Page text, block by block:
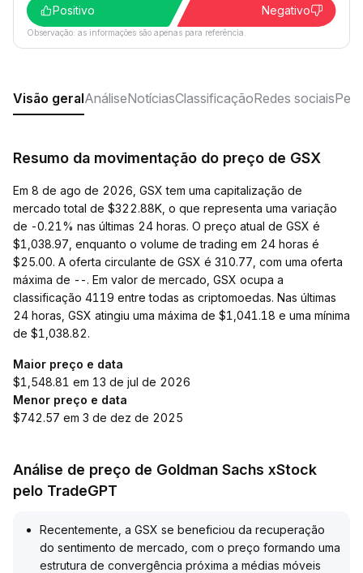
Positivo
Negativo
Observação: as informações são apenas para referência.
Visão geralAnáliseNotíciasClassificaçãoRedes sociais
Resumo da movimentação do preço de GSX
Em 8 de ago de 2026, GSX tem uma capitalização de
mercado total de $322.88K, o que representa uma variação
de -0.21% nas últimas 24 horas. O preço atual de GSX é
$1,038.97, enquanto o volume de trading em 24 horas é
$25.00. A oferta circulante de GSX é 310.77, com uma oferta
máxima de --. Em valor de mercado, GSX ocupa a
classificação 4119 entre todas as criptomoedas. Nas últimas
24 horas, GSX atingiu uma máxima de $1,041.18 e uma mínima
de $1,038.82.
Maior preço e data
$1,548.81 em 13 de jul de 2026
Menor preço e data
$742.57 em 3 de dez de 2025
Análise de preço de Goldman Sachs xStock
pelo TradeGPT
Recentemente, a GSX se beneficiou da recuperação
do sentimento de mercado, com o preço formando uma
estrutura de convergência próxima a médias móveis